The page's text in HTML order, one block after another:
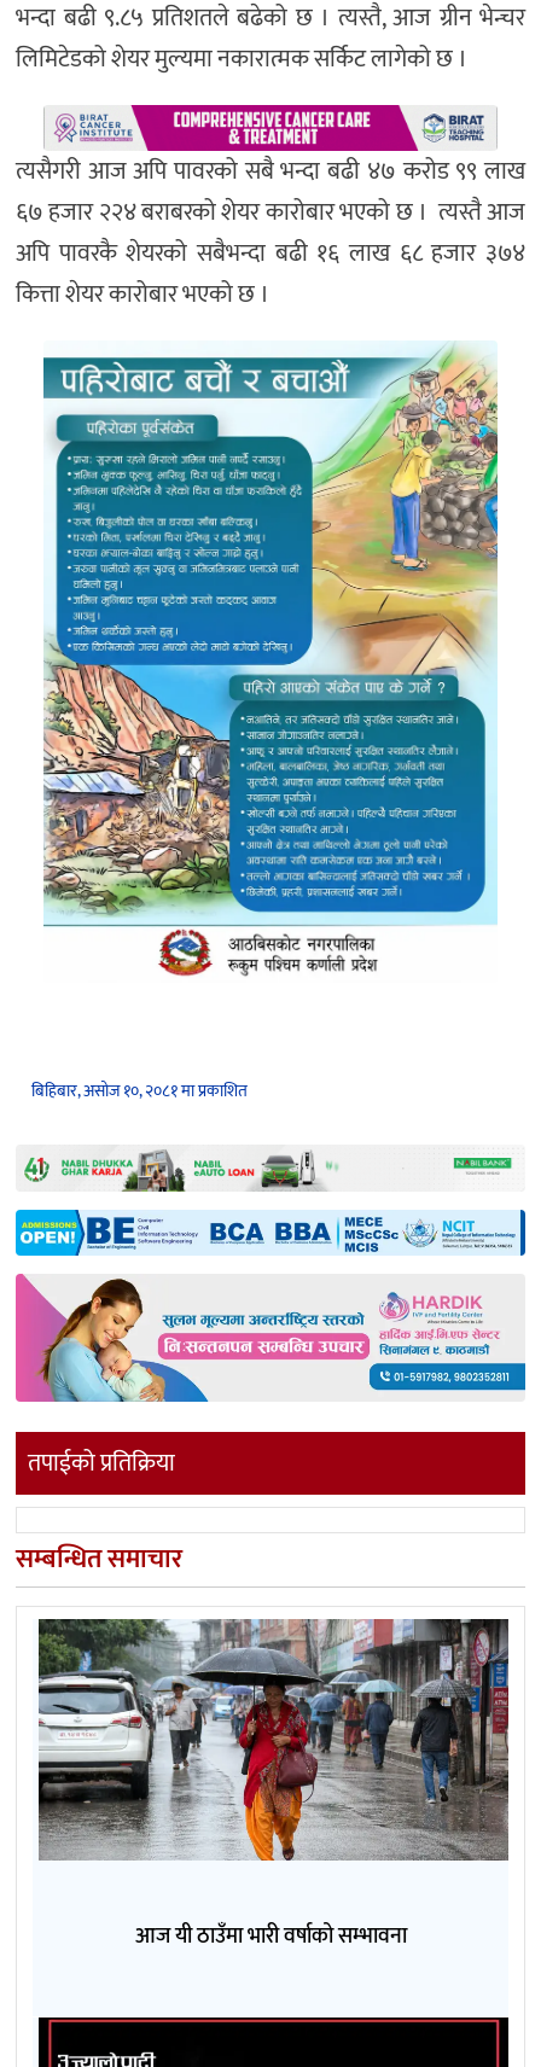
भन्दा बढी ९.८५ प्रतिशतले बढेको छ । त्यस्तै, आज ग्रीन भेन्चर
लिमिटेडको शेयर मुल्यमा नकारात्मक सर्किट लागेको छ ।
त्यसैगरी आज अपि पावरको सबै भन्दा बढी ४७ करोड ९९ लाख
६७ हजार २२४ बराबरको शेयर कारोबार भएको छ । त्यस्तै आज
अपि पावरकै शेयरको सबैभन्दा बढी १६ लाख ६८ हजार ३७४
कित्ता शेयर कारोबार भएको छ ।
बिहिबार, असोज १०, २०८१ मा प्रकाशित
तपाईको प्रतिक्रिया
सम्बन्धित समाचार
आज यी ठाउँमा भारी वर्षाको सम्भावना